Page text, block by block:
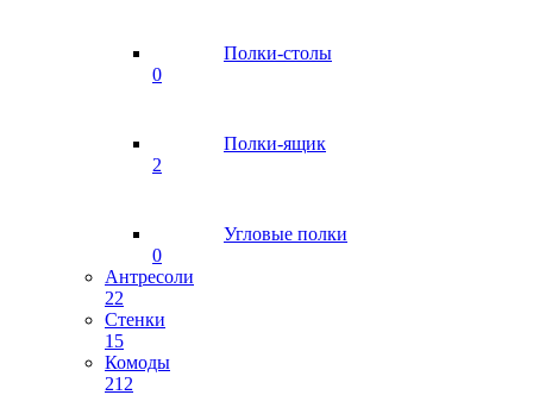
Полки-столы
0
Полки-ящик
2
Угловые полки
0
Антресоли
22
Стенки
15
Комоды
212